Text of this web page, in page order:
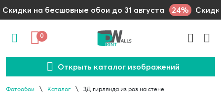
Скидки на бесшовные обои до 31 августа 24%
0
Открыть каталог изображений
Фотообои Каталог 3Д гирлянда из роз на стене